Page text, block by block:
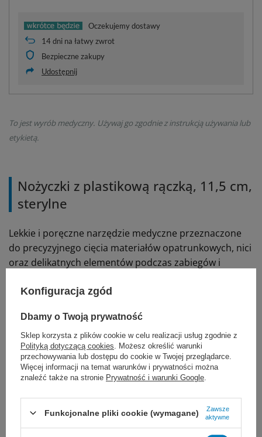
Oczekujemy dostawy
14dni na łatwy zwrot
Bezpieczne zakupy
Udostępnij
To jest wyrób medyczny. Używaj go zgodnie z instrukcją używania lub
etykietą.
Nożyczki z plastikową rączką, 11,5 cm,
sterylne
Lekkie i poręczne narzędzie medyczne przeznaczone
do precyzyjnego cięcia materiałów opatrunkowych, nici
oraz delikatnych elementów podczas zabiegów i
Sterylizowane tlenkiem etylenu.
Ostre końce zapewniają dokładność pracy, a
ergonomiczna plastikowa rączka zwiększa komfort
użytkowania i pewny chwyt.
Polecamy także niesterylne odpowiedniki,nożyczki
Produkt sterylny, pakowany pojedynczo – gotowy do
natychmiastowego użycia w gabinetach, punktach
Konfiguracja zgód
Dbamy o Twoją prywatność
Sklep korzysta z plików cookie w celu realizacji usług zgodnie z
Polityką dotyczącą cookies . Możesz określić warunki
przechowywania lub dostępu do cookie w Twojej przeglądarce.
Więcej informacji na temat warunków i prywatności można
znaleźć także na stronie Prywatność i warunki Google
Funkcjonalne pliki cookie (wymagane)
Zawsze
aktywne